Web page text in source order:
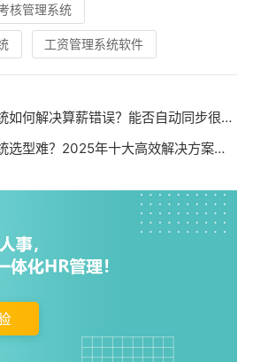
核管理系统
工资管理系统软件
解决算薪错误？能否自动同步很新个税政策？
难？2025年十大高效解决方案助你破解人才困局